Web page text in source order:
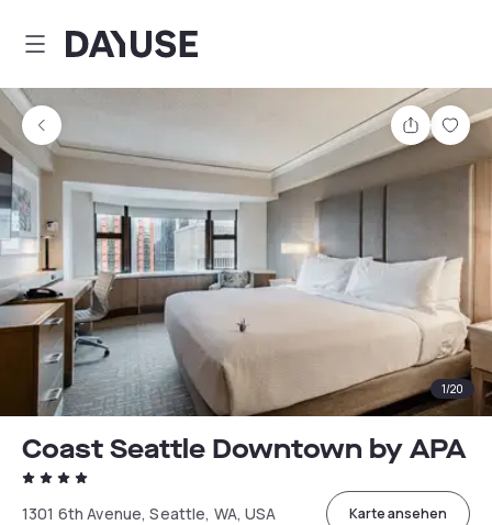
Dayuse
Teilen
1/20
Coast Seattle Downtown by APA
1301 6th Avenue, Seattle, WA, USA Karte ansehen